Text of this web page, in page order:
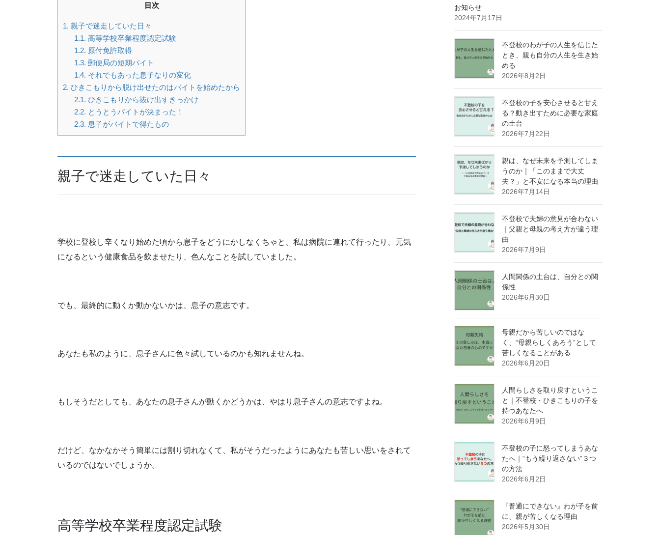
目次
1. 親子で迷走していた日々
1.1. 高等学校卒業程度認定試験
1.2. 原付免許取得
1.3. 郵便局の短期バイト
1.4. それでもあった息子なりの変化
2. ひきこもりから脱け出せたのはバイトを始めたから
2.1. ひきこもりから抜け出すきっかけ
2.2. とうとうバイトが決まった！
2.3. 息子がバイトで得たもの
親子で迷走していた日々
学校に登校し辛くなり始めた頃から息子をどうにかしなくちゃと、私は病院に連れて行ったり、元気
になるという健康食品を飲ませたり、色んなことを試していました。
でも、最終的に動くか動かないかは、息子の意志です。
あなたも私のように、息子さんに色々試しているのかも知れませんね。
もしそうだとしても、あなたの息子さんが動くかどうかは、やはり息子さんの意志ですよね。
だけど、なかなかそう簡単には割り切れなくて、私がそうだったようにあなたも苦しい思いをされて
いるのではないでしょうか。
高等学校卒業程度認定試験
お知らせ
2024年7月17日
不登校のわが子の人生を信じた
とき、親も自分の人生を生き始
める
2026年8月2日
不登校の子を安心させると甘え
る？動き出すために必要な家庭
の土台
2026年7月22日
親は、なぜ未来を予測してしま
うのか｜「このままで大丈
夫？」と不安になる本当の理由
2026年7月14日
不登校で夫婦の意見が合わない
｜父親と母親の考え方が違う理
由
2026年7月9日
人間関係の土台は、自分との関
係性
2026年6月30日
母親だから苦しいのではな
く、“母親らしくあろう”として
苦しくなることがある
2026年6月20日
人間らしさを取り戻すというこ
と｜不登校・ひきこもりの子を
持つあなたへ
2026年6月9日
不登校の子に怒ってしまうあな
たへ｜“もう繰り返さない”３つ
の方法
2026年6月2日
『普通にできない』わが子を前
に、親が苦しくなる理由
2026年5月30日